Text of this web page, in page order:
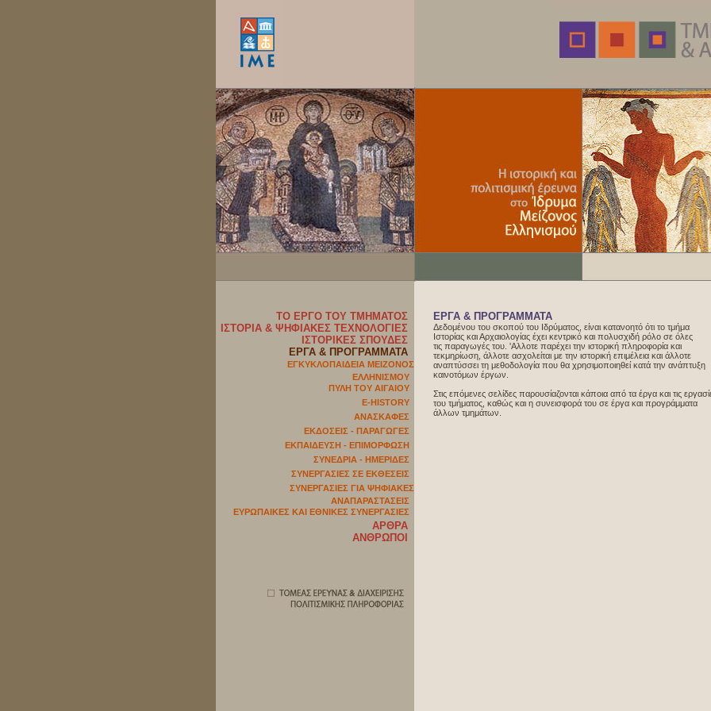
ΤΟ ΕΡΓΟ ΤΟΥ ΤΜΗΜΑΤΟΣ
ΙΣΤΟΡΙΑ & ΨΗΦΙΑΚΕΣ ΤΕΧΝΟΛΟΓΙΕΣ
ΙΣΤΟΡΙΚΕΣ ΣΠΟΥΔΕΣ
ΕΡΓΑ & ΠΡΟΓΡΑΜΜΑΤΑ
ΕΓΚΥΚΛΟΠΑΙΔΕΙΑ ΜΕΙΖΟΝΟΣ
ΕΛΛΗΝΙΣΜΟΥ
ΠΥΛΗ ΤΟΥ ΑΙΓΑΙΟΥ
E-HISTORY
ΑΝΑΣΚΑΦΕΣ
ΕΚΔΟΣΕΙΣ - ΠΑΡΑΓΩΓΕΣ
ΕΚΠΑΙΔΕΥΣΗ - ΕΠΙΜΟΡΦΩΣΗ
ΣΥΝΕΔΡΙΑ - ΗΜΕΡΙΔΕΣ
ΣΥΝΕΡΓΑΣΙΕΣ ΣΕ ΕΚΘΕΣΕΙΣ
ΣΥΝΕΡΓΑΣΙΕΣ ΓΙΑ ΨΗΦΙΑΚΕΣ
ΑΝΑΠΑΡΑΣΤΑΣΕΙΣ
ΕΥΡΩΠΑΙΚΕΣ ΚΑΙ ΕΘΝΙΚΕΣ ΣΥΝΕΡΓΑΣΙΕΣ
ΑΡΘΡΑ
ΑΝΘΡΩΠΟΙ
ΕΡΓΑ & ΠΡΟΓΡΑΜΜΑΤΑ
Δεδομένου του σκοπού του Ιδρύματος, είναι κατανοητό ότι το τμήμα
Ιστορίας και Αρχαιολογίας έχει κεντρικό και πολυσχιδή ρόλο σε όλες
τις παραγωγές του. 'Αλλοτε παρέχει την ιστορική πληροφορία και
τεκμηρίωση, άλλοτε ασχολείται με την ιστορική επιμέλεια και άλλοτε
αναπτύσσει τη μεθοδολογία που θα χρησιμοποιηθεί κατά την ανάπτυξη
καινοτόμων έργων.
Στις επόμενες σελίδες παρουσίαζονται κάποια από τα έργα και τις
του τμήματος, καθώς και η συνεισφορά του σε έργα και προγράμματα
άλλων τμημάτων.